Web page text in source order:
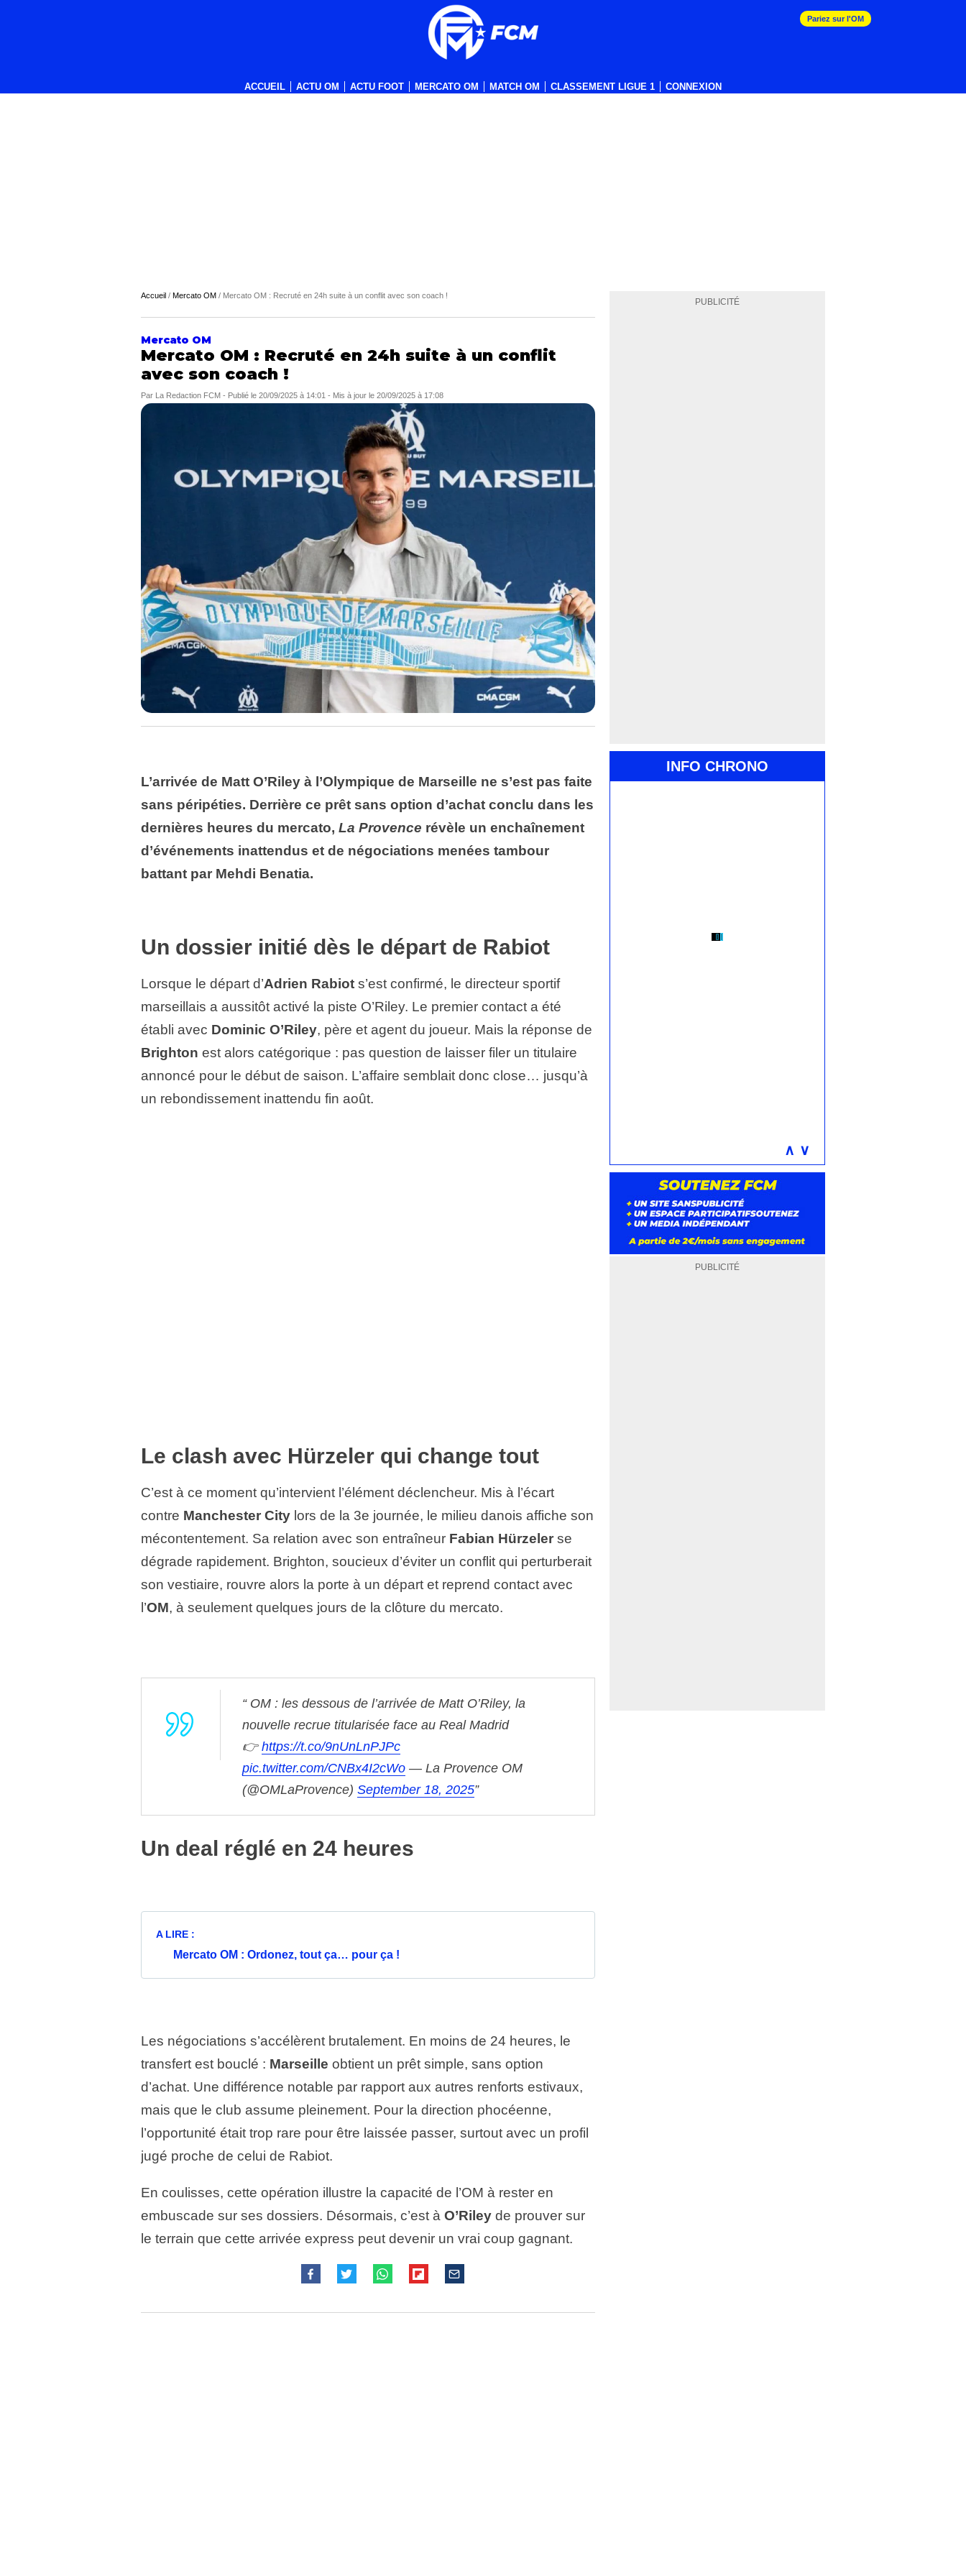
ACCUEIL ACTU OM ACTU FOOT MERCATO OM MATCH OM CLASSEMENT LIGUE 1 CONNEXION
Pariez sur l'OM
PUBLICITÉ
INFO CHRONO
∧ ∨
PUBLICITÉ
Accueil / Mercato OM / Mercato OM : Recruté en 24h suite à un conflit avec son coach !
Mercato OM
Mercato OM : Recruté en 24h suite à un conflit
avec son coach !
Par La Redaction FCM - Publié le 20/09/2025 à 14:01 - Mis à jour le 20/09/2025 à 17:08
L’arrivée de Matt O’Riley à l’Olympique de Marseille ne s’est pas faite
sans péripéties. Derrière ce prêt sans option d’achat conclu dans les
dernières heures du mercato, La Provence révèle un enchaînement
d’événements inattendus et de négociations menées tambour
battant par Mehdi Benatia.
Un dossier initié dès le départ de Rabiot
Lorsque le départ d’Adrien Rabiot s’est confirmé, le directeur sportif
marseillais a aussitôt activé la piste O’Riley. Le premier contact a été
établi avec Dominic O’Riley, père et agent du joueur. Mais la réponse de
Brighton est alors catégorique : pas question de laisser filer un titulaire
annoncé pour le début de saison. L’affaire semblait donc close… jusqu’à
un rebondissement inattendu fin août.
Le clash avec Hürzeler qui change tout
C’est à ce moment qu’intervient l’élément déclencheur. Mis à l’écart
contre Manchester City lors de la 3e journée, le milieu danois affiche son
mécontentement. Sa relation avec son entraîneur Fabian Hürzeler se
dégrade rapidement. Brighton, soucieux d’éviter un conflit qui perturberait
son vestiaire, rouvre alors la porte à un départ et reprend contact avec
l’OM, à seulement quelques jours de la clôture du mercato.
OM : les dessous de l’arrivée de Matt O’Riley, la
nouvelle recrue titularisée face au Real Madrid
👉 https://t.co/9nUnLnPJPc
pic.twitter.com/CNBx4I2cWo — La Provence OM
(@OMLaProvence) September 18, 2025
Un deal réglé en 24 heures
A LIRE :
Mercato OM : Ordonez, tout ça… pour ça !
Les négociations s’accélèrent brutalement. En moins de 24 heures, le
transfert est bouclé : Marseille obtient un prêt simple, sans option
d’achat. Une différence notable par rapport aux autres renforts estivaux,
mais que le club assume pleinement. Pour la direction phocéenne,
l’opportunité était trop rare pour être laissée passer, surtout avec un profil
jugé proche de celui de Rabiot.
En coulisses, cette opération illustre la capacité de l’OM à rester en
embuscade sur ses dossiers. Désormais, c’est à O’Riley de prouver sur
le terrain que cette arrivée express peut devenir un vrai coup gagnant.